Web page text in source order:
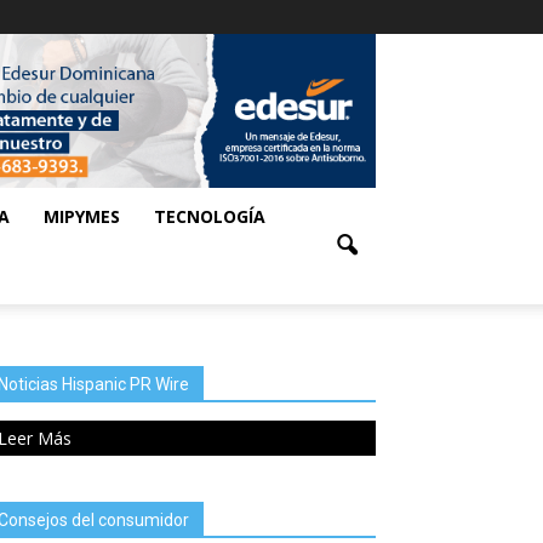
MIPYMES TECNOLOGÍA
Noticias Hispanic PR Wire
Leer Más
del consumidor